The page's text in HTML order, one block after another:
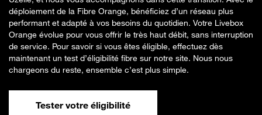
déploiement de la Fibre Orange, bénéficiez d’un réseau plus
performant et adapté à vos besoins du quotidien. Votre Livebox
Orange évolue pour vous offrir le très haut débit, sans interruption
de service. Pour savoir si vous êtes éligible, effectuez dès
maintenant un test d’éligibilité fibre sur notre site. Nous nous
chargeons du reste, ensemble c’est plus simple.
Tester votre éligibilité